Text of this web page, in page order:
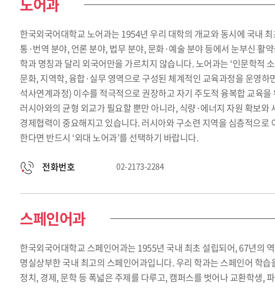
한국외국어대학교 노어과는 1954년 우리 대학의 개교와 동시에 국내
통·번역 분야, 언론 분야, 법무 분야, 문화·예술 분야 등에서 눈부신 활
학과 명칭과 달리 외국어만을 가르치지 않습니다. 노어과는 ‘인문학적
문화, 지역학, 융합·실무 영역으로 구성된 체계적인 교육과정을 운영
석사연계과정) 이수를 적극적으로 권장하고 자기 주도적 융복합 교육
러시아와의 균형 외교가 필요할 뿐만 아니라, 식량·에너지 자원 확보
경제협력이 중요해지고 있습니다. 러시아와 구소련 지역을 심층적으
한다면 반드시 ‘외대 노어과’를 선택하기 바랍니다.
전화번호 02-2173-2284
스페인어과
한국외국어대학교 스페인어과는 1955년 국내 최초 설립되어, 67년의
명실상부한 국내 최고의 스페인어과입니다. 우리 학과는 스페인어 학
정치, 경제, 문학 등 폭넓은 주제를 다루고, 캠퍼스를 벗어나 교환학생,